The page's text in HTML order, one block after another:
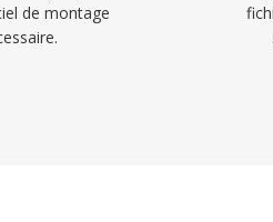
de montage